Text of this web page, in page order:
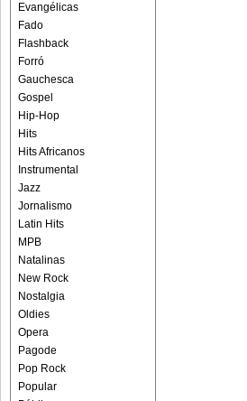
Evangélicas
Fado
Flashback
Forró
Gauchesca
Gospel
Hip-Hop
Hits
Hits Africanos
Instrumental
Jazz
Jornalismo
Latin Hits
MPB
Natalinas
New Rock
Nostalgia
Oldies
Opera
Pagode
Pop Rock
Popular